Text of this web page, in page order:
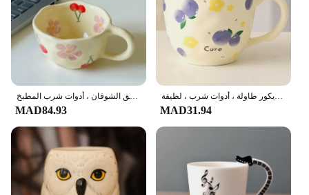
MAD84.93
أكواب قهوة من السيراميك بنمط فواكه ، كوب للقهوة ، حليب ، عصير ، دقيق الشوفان ، شاي ، كوب للإفطار ، هدية مهرجان ، مطبخ ، ديكور طاولة ، أدوات شرب ، لطيفة
MAD31.94